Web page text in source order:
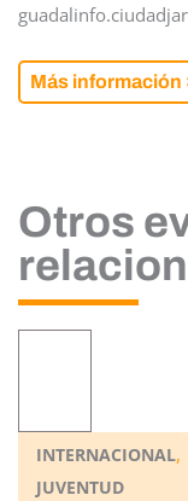
Más información
Otros
INTERNACIONAL,
JUVENTUD